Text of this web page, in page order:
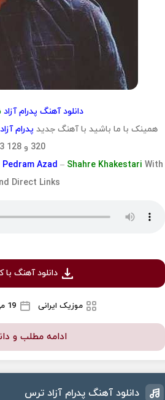
دانلود آهنگ پدرام آزاد
همینک با ما باشید با آهنگ جدید پدرام آزاد
320 و 128 MP3
Pedram Azad – Shahre Khakestari With
Direct Links
دانلود آهنگ
موزیک ایرانی 19 می 2020
ادامه مطلب و
دانلود آهنگ پدرام آزاد ترس